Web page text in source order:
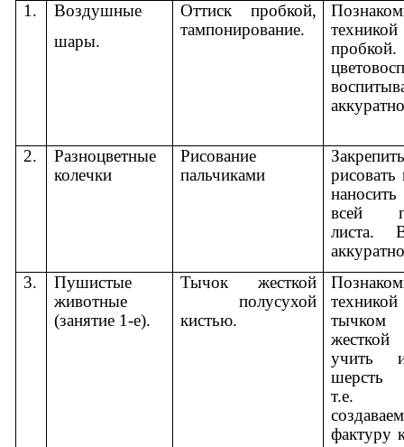
1.
Воздушные
шары.
Оттиск пробкой,
тампонирование.
2.
Разноцветные
колечки
Рисование
пальчиками
рисовать
всей
листа.
3.
Пушистые
животные
(занятие 1-е).
Тычок жесткой
полусухой
кистью.
тычком
учить
шерсть
т.е.
фактуру